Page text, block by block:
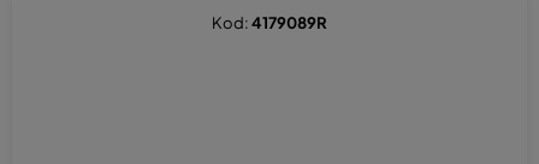
Kod:4179089R